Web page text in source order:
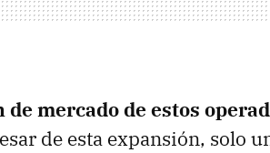
mercado de estos
de esta expansión, solo